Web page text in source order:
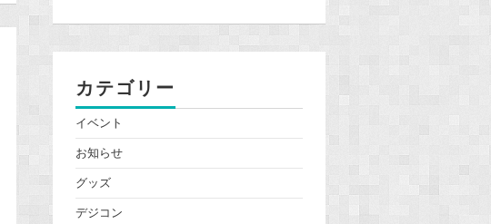
カテゴリー
イベント
お知らせ
グッズ
デジコン